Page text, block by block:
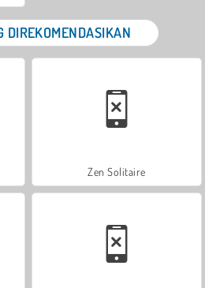
DIREKOMENDASIKAN
Zen Solitaire